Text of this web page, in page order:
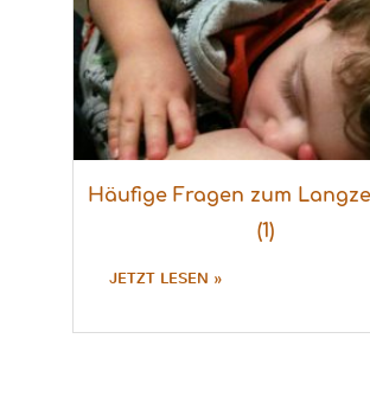
Häufige Fragen zum
(1)
JETZT LESEN »